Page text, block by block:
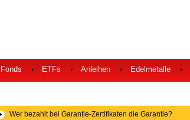
Fonds ETFs Anleihen Edelmetalle
Wer bezahlt bei Garantie-Zertifikaten die Garantie?